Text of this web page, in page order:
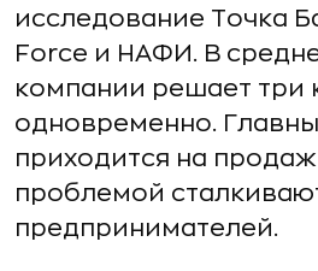
исследование Точка
Force и НАФИ. В
компании решает три
одновременно.
приходится на
проблемой
предпринимателей.